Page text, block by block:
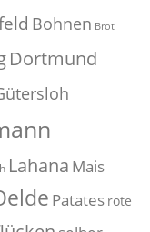
Bohnen Brot
Dortmund
Lahana Mais
Patates rote